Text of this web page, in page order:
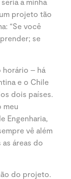
projeto tão
“Se você
se
horário – há
e o Chile
dois países.
meu
Engenharia,
vê além
áreas do
do projeto.